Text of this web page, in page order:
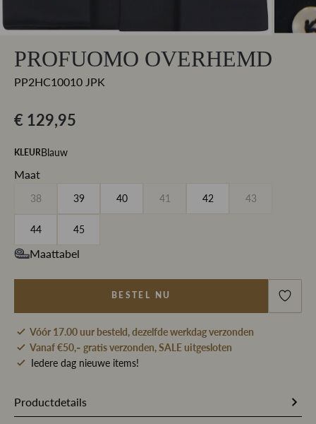
PROFUOMO OVERHEMD
PP2HC10010 JPK
€ 129,95
KLEURBlauw
Maat
38 39 40 41 42 43
44 45
Maattabel
BESTEL NU
Vóór 17.00 uur besteld, dezelfde werkdag verzonden
Vanaf €50,- gratis verzonden, SALE uitgesloten
Iedere dag nieuwe items!
Productdetails